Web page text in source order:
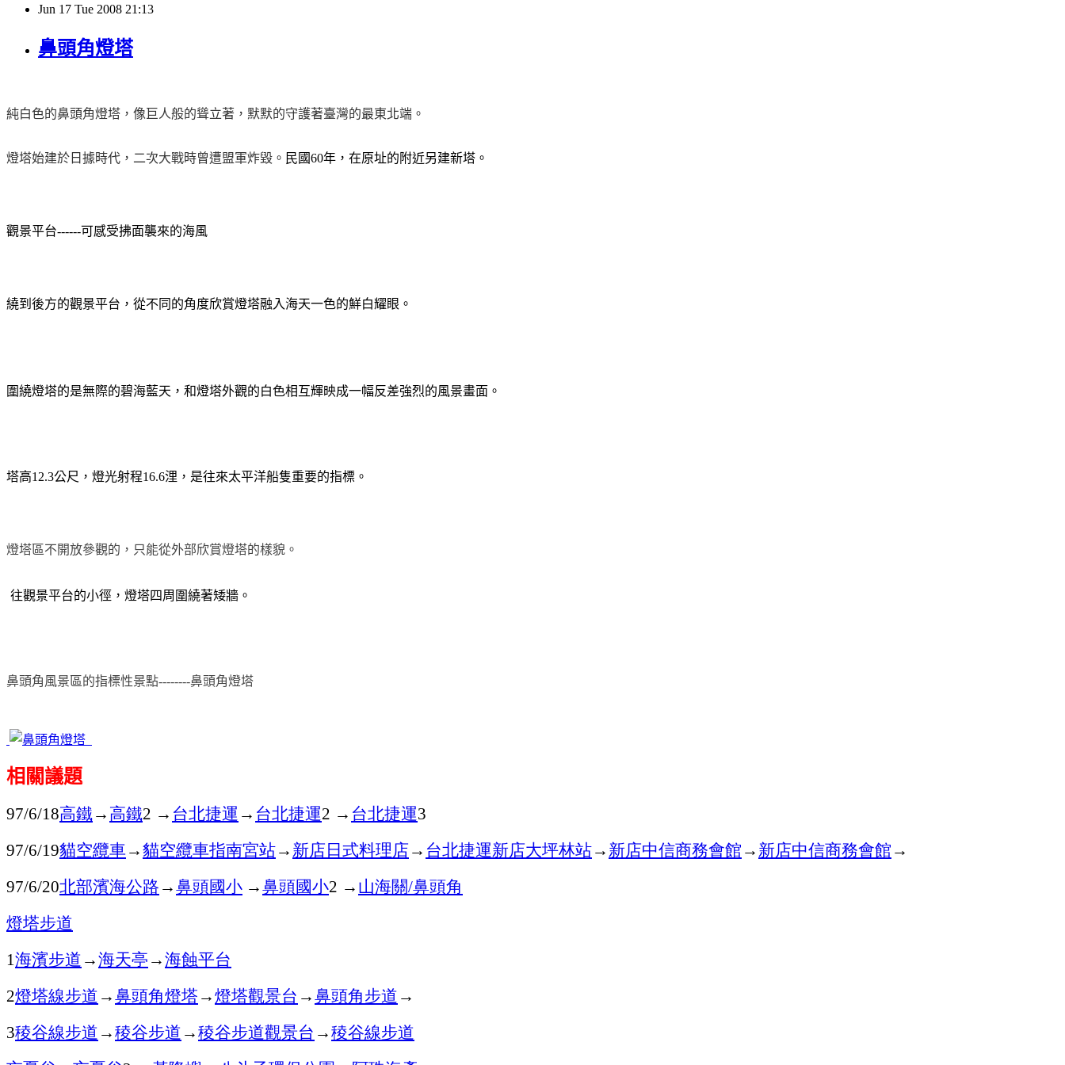
Jun 17 Tue 2008 21:13
鼻頭角燈塔
純白色的鼻頭角燈塔，像巨人般的聳立著，默默的守護著臺灣的最東北端。
燈塔始建於日據時代，二次大戰時曾遭盟軍炸毀。 民國60年，在原址的附近另建新塔。
觀景平台------可感受拂面襲來的海風
繞到後方的觀景平台，從不同的角度欣賞燈塔融入海天一色的鮮白耀眼。
圍繞燈塔的是無際的碧海藍天，和燈塔外觀的白色相互輝映成一幅反差強烈的風景畫面。
塔高12.3公尺，燈光射程16.6浬，是往來太平洋船隻重要的指標。
燈塔區不開放參觀的，只能從外部欣賞燈塔的樣貌。
往觀景平台的小徑，燈塔四周圍繞著矮牆。
鼻頭角風景區的指標性景點--------鼻頭角燈塔
相關議題
97/6/18高鐵→高鐵2 → 台北捷運 → 台北捷運2 → 台北捷運3
97/6/19貓空纜車→貓空纜車指南宮站→新店日式料理店→ 台北捷運新店大坪林站→新店中信商務會館→新店中信商務會館→
97/6/20北部濱海公路→鼻頭國小 →鼻頭國小2 →山海關/鼻頭角
燈塔步道
1海濱步道→海天亭→海蝕平台
2燈塔線步道→鼻頭角燈塔→燈塔觀景台 →鼻頭角步道→
3稜谷線步道→稜谷步道→稜谷步道觀景台 →稜谷線步道